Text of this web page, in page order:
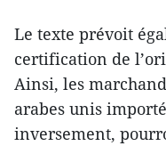
Le texte prévoit
certification de
Ainsi, les
arabes unis
inversement,